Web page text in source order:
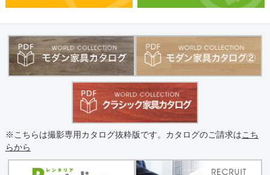
※こちらは撮影専用カタログ抜粋版です。カタログのご請求はこち
らから